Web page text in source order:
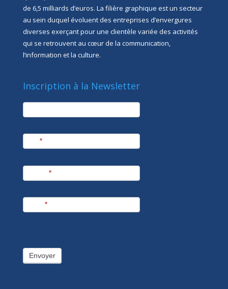
de 6,5 milliards d’euros. La filière graphique est un secteur
au sein duquel évoluent des entreprises d’envergures
diverses exerçant pour une clientèle variée des activités
qui se retrouvent au cœur de la communication,
l’information et la culture.
Inscription à la Newsletter
newsletter
*
*
*
Envoyer